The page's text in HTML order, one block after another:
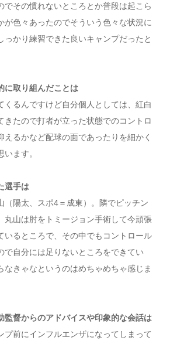
でその慣れないところとか普段は起こら
が色々あったのでそういう色々な状況に
っかり練習できた良いキャンプだったと
に取り組んだことは
くるんですけど自分個人としては、紅白
きたので打者が立った状態でのコントロ
えるかなど配球の面であったりを細かく
ます。
選手は
（陽太、スポ4＝成東）。隣でピッチン
丸山は肘をトミージョン手術して今頑張
いるところで、その中でもコントロール
で自分には足りないところをできてい
なきゃなというのはめちゃめちゃ感じま
監督からのアドバイスや印象的な会話は
プ前にインフルエンザになってしまって